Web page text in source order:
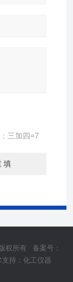
三加四=7
权所有 备案号：
持：化工仪器